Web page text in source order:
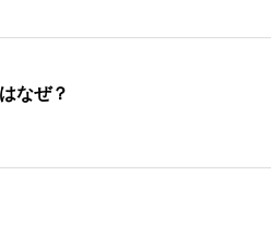
なぜ？